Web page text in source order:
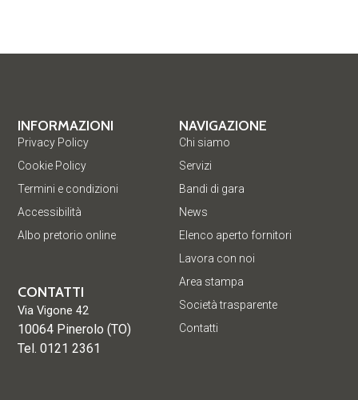
NAVIGAZIONE
Chi siamo
Servizi
Bandi di gara
News
Elenco aperto fornitori
Lavora con noi
Area stampa
Società trasparente
Contatti
INFORMAZIONI
Privacy Policy
Cookie Policy
Termini e condizioni
Accessibilità
Albo pretorio online
CONTATTI
Via Vigone 42
10064 Pinerolo (TO)
Tel. 0121 2361